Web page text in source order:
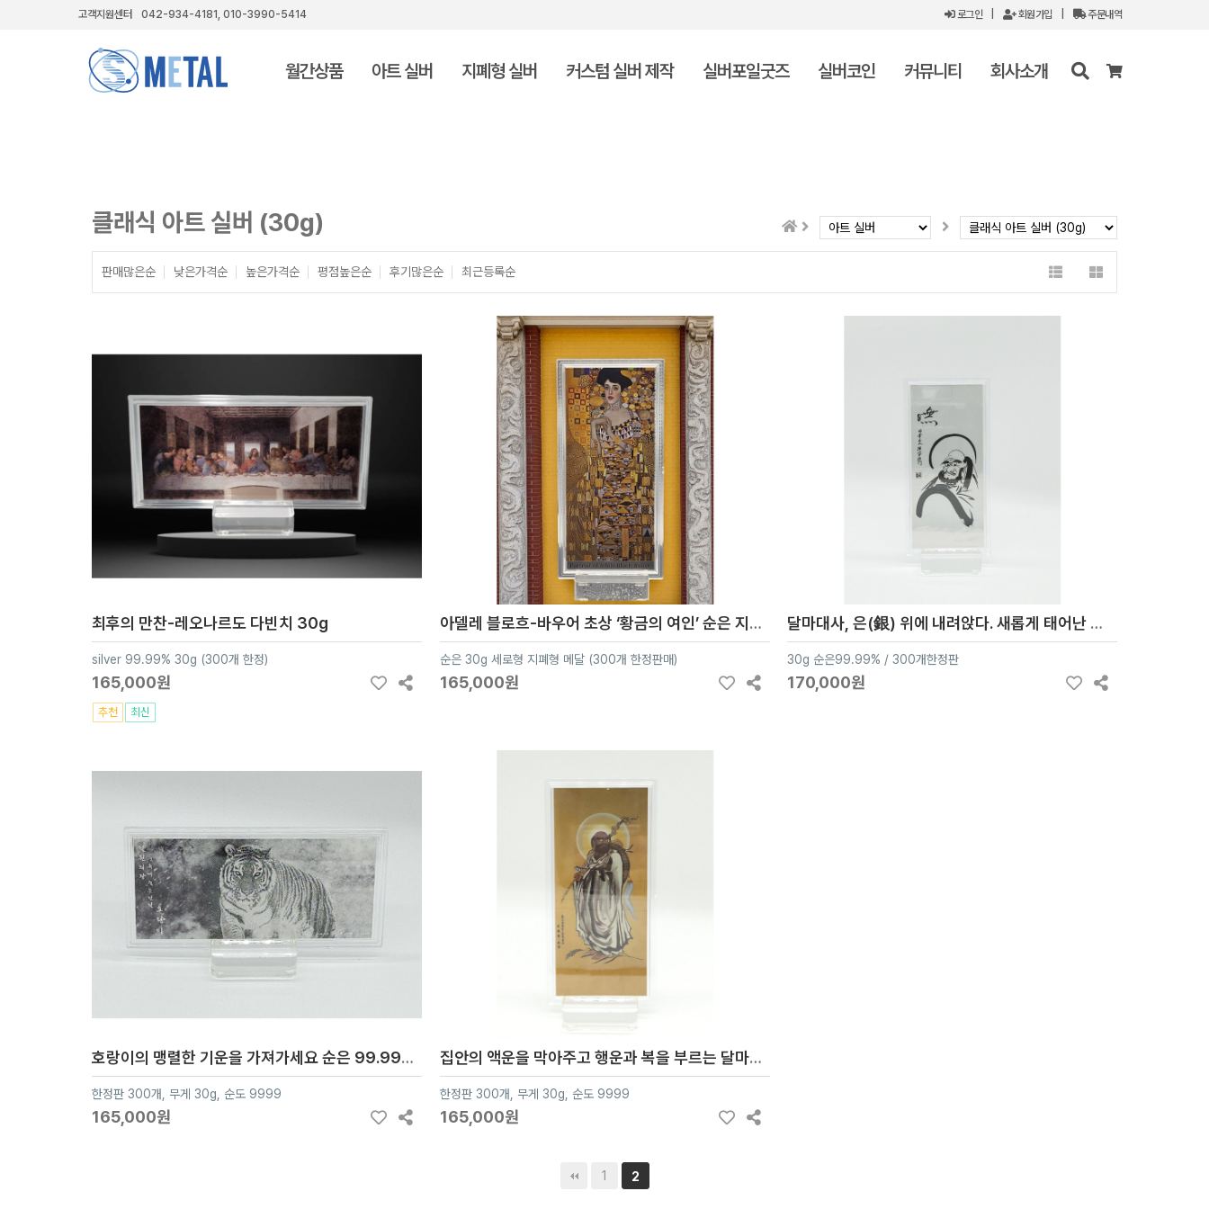
고객지원센터 042-934-4181, 010-3990-5414 로그인 회원가입 주문내역
월간상품 아트 실버 지폐형 실버 커스텀 실버 제작 실버포일굿즈 실버코인 커뮤니티 회사소개
클래식 아트 실버 (30g)
판매많은순 낮은가격순 높은가격순 평점높은순 후기많은순 최근등록순
최후의 만찬-레오나르도 다빈치 30g
silver 99.99% 30g (300개 한정)
165,000원
추천 최신
아델레 블로흐-바우어 초상 ‘황금의 여인’ 순은 지폐형 30g 실버99.99%
순은 30g 세로형 지폐형 메달 (300개 한정판매)
165,000원
달마대사, 은(銀) 위에 내려앉다. 새롭게 태어난 달마도 순은 99.9% 액자 블리온 실버 30g
30g 순은99.99% / 300개한정판
170,000원
호랑이의 맹렬한 기운을 가져가세요 순은 99.99% 블리온 실버 30g
한정판 300개, 무게 30g, 순도 9999
165,000원
집안의 액운을 막아주고 행운과 복을 부르는 달마도 순은 99.99% 블리온 실버 30g
한정판 300개, 무게 30g, 순도 9999
165,000원
1 2